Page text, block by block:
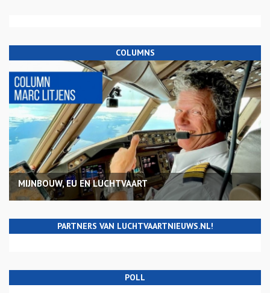
COLUMNS
MIJNBOUW, EU EN LUCHTVAART
PARTNERS VAN LUCHTVAARTNIEUWS.NL!
POLL